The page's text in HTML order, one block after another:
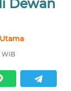
Dewan
WIB